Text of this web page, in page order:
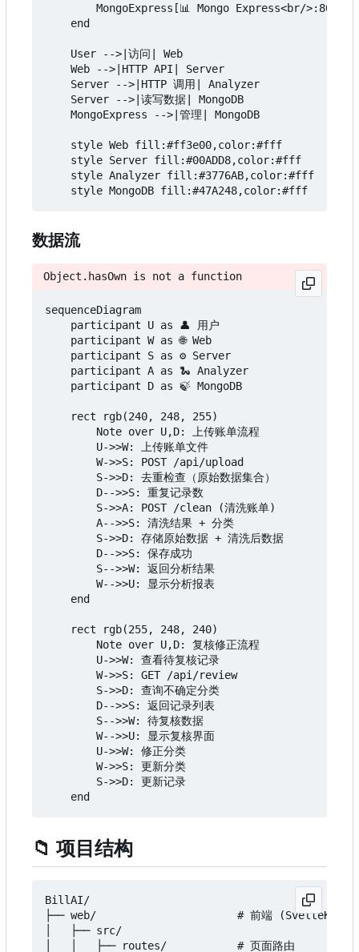
        MongoExpress[📊 Mongo Express<br/>:8083]
    end
    User -->|访问| Web
    Web -->|HTTP API| Server
    Server -->|HTTP 调用| Analyzer
    Server -->|读写数据| MongoDB
    MongoExpress -->|管理| MongoDB
    style Web fill:#ff3e00,color:#fff
    style Server fill:#00ADD8,color:#fff
    style Analyzer fill:#3776AB,color:#fff
数据流
Object.hasOwn is not a function
sequenceDiagram
    participant U as 👤 用户
    participant W as 🌐 Web
    participant S as ⚙️ Server
    participant A as 🐍 Analyzer
    participant D as 🍃 MongoDB
    rect rgb(240, 248, 255)
        Note over U,D: 上传账单流程
        U->>W: 上传账单文件
        W->>S: POST /api/upload
        S->>D: 去重检查（原始数据集合）
        D-->>S: 重复记录数
        S->>A: POST /clean (清洗账单)
        A-->>S: 清洗结果 + 分类
        S->>D: 存储原始数据 + 清洗后数据
        D-->>S: 保存成功
        S-->>W: 返回分析结果
        W-->>U: 显示分析报表
    end
    rect rgb(255, 248, 240)
        Note over U,D: 复核修正流程
        U->>W: 查看待复核记录
        W->>S: GET /api/review
        S->>D: 查询不确定分类
        D-->>S: 返回记录列表
        S-->>W: 待复核数据
        W-->>U: 显示复核界面
        U->>W: 修正分类
        W->>S: 更新分类
        S->>D: 更新记录
📁 项目结构
BillAI/
├── web/                      # 前端 (SvelteKit +
│   ├── src/
│   │   ├── routes/           # 页面路由